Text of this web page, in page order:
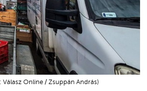
Online / Zsuppán András)